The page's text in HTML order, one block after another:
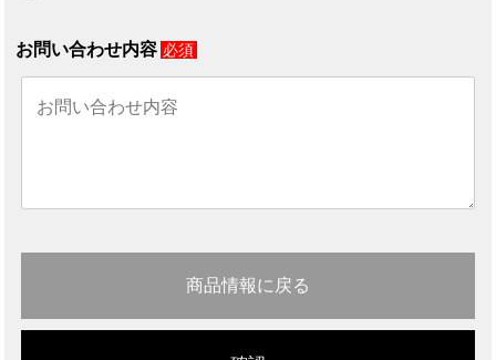
お問い合わせ内容 必須
商品情報に戻る